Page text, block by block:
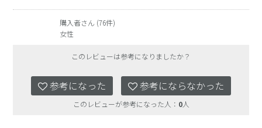
購入者さん (76件)
女性
このレビューは参考になりましたか？
参考になった 参考にならなかった
このレビューが参考になった人： 0人